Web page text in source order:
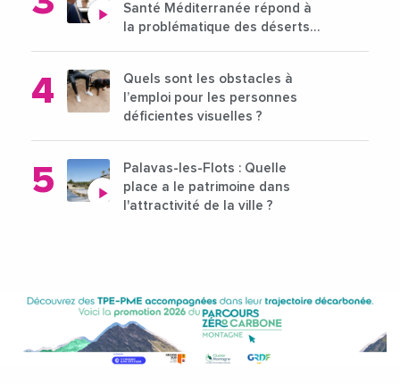
Santé Méditerranée répond à
la problématique des déserts
Quels sont les obstacles à
l’emploi pour les personnes
déficientes visuelles ?
Palavas-les-Flots : Quelle
place a le patrimoine dans
l'attractivité de la ville ?